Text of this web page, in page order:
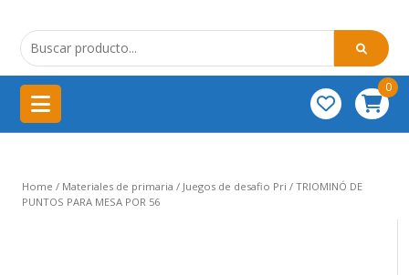
de
cocina
China
importación
Educativos
0
Home / Materiales de primaria / Juegos de desafio Pri / TRIOMINÓ DE
PUNTOS PARA MESA POR 56